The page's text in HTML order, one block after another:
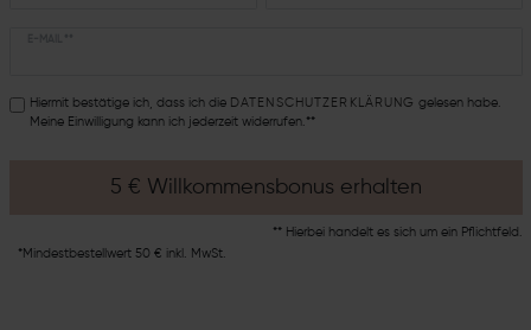
Hiermit bestätige ich, dass ich die DATEN­SCHUTZ­ERKLÄRUNG gelesen habe.
Meine Einwilligung kann ich jederzeit widerrufen.**
5 € Willkommensbonus erhalten
** Hierbei handelt es sich um ein Pflichtfeld.
*Mindestbestellwert 50 € inkl. MwSt.